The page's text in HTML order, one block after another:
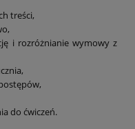
treści,
i rozróżnianie wymowy z
do ćwiczeń.